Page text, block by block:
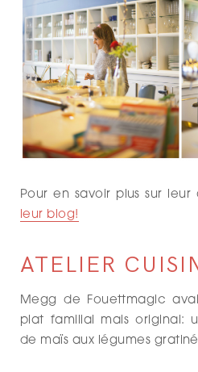
Pour en savoir plus sur leur
leur blog!
ATELIER
Megg de Fouettmagic
plat familial mais original:
de maïs aux légumes